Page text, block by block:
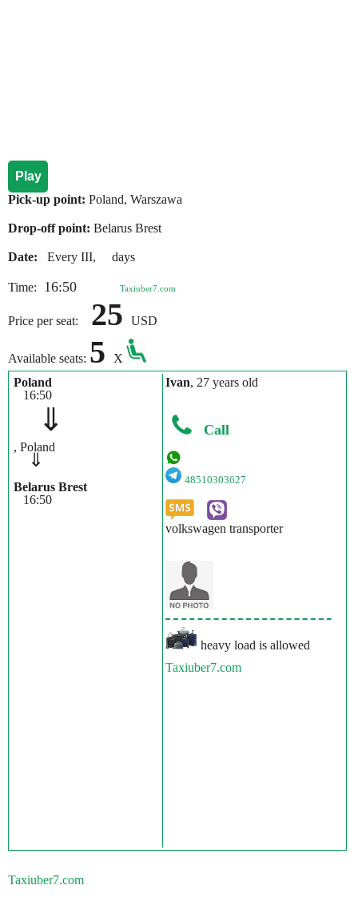
Play
Pick-up point: Poland, Warszawa
Drop-off point: Belarus Brest
Date: Every III, days
Time: 16:50 Taxiuber7.com
Price per seat: 25 USD
Available seats: 5
X
Poland
16:50
⇓
, Poland
⇓
Belarus Brest
16:50
Ivan, 27 years old
Call
48510303627
volkswagen transporter
heavy load is allowed
Taxiuber7.com
Taxiuber7.com